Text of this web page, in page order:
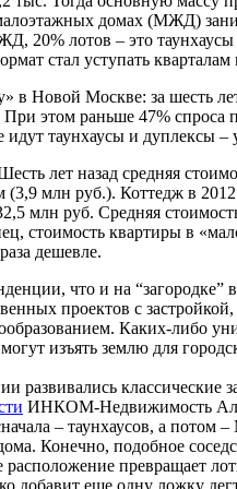
домах (МЖД)
лотов – это
стал уступать
в Новой Москве: за шесть
При этом раньше 47%
идут таунхаусы и
лет назад средняя
млн руб.). Коттедж в
млн руб. Средняя
стоимость квартиры в
дешевле.
что и на
проектов с
Каких-
изъять землю для
классические
ИНКОМ-Недвижимость
– таунхаусов, а
Конечно, подобное
превращает
добавит еще одну ложку